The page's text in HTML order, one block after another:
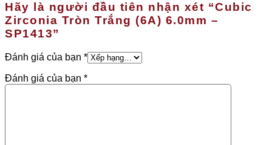
Hãy là người đầu tiên nhận xét “Cubic
Zirconia Tròn Trắng (6A) 6.0mm –
SP1413”
Đánh giá của bạn *
Đánh giá của bạn *